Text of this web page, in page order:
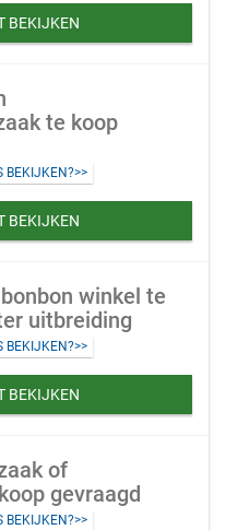
BEKIJKEN
te koop
BEKIJKEN?>>
BEKIJKEN
winkel te
uitbreiding
BEKIJKEN?>>
BEKIJKEN
of
gevraagd
BEKIJKEN?>>